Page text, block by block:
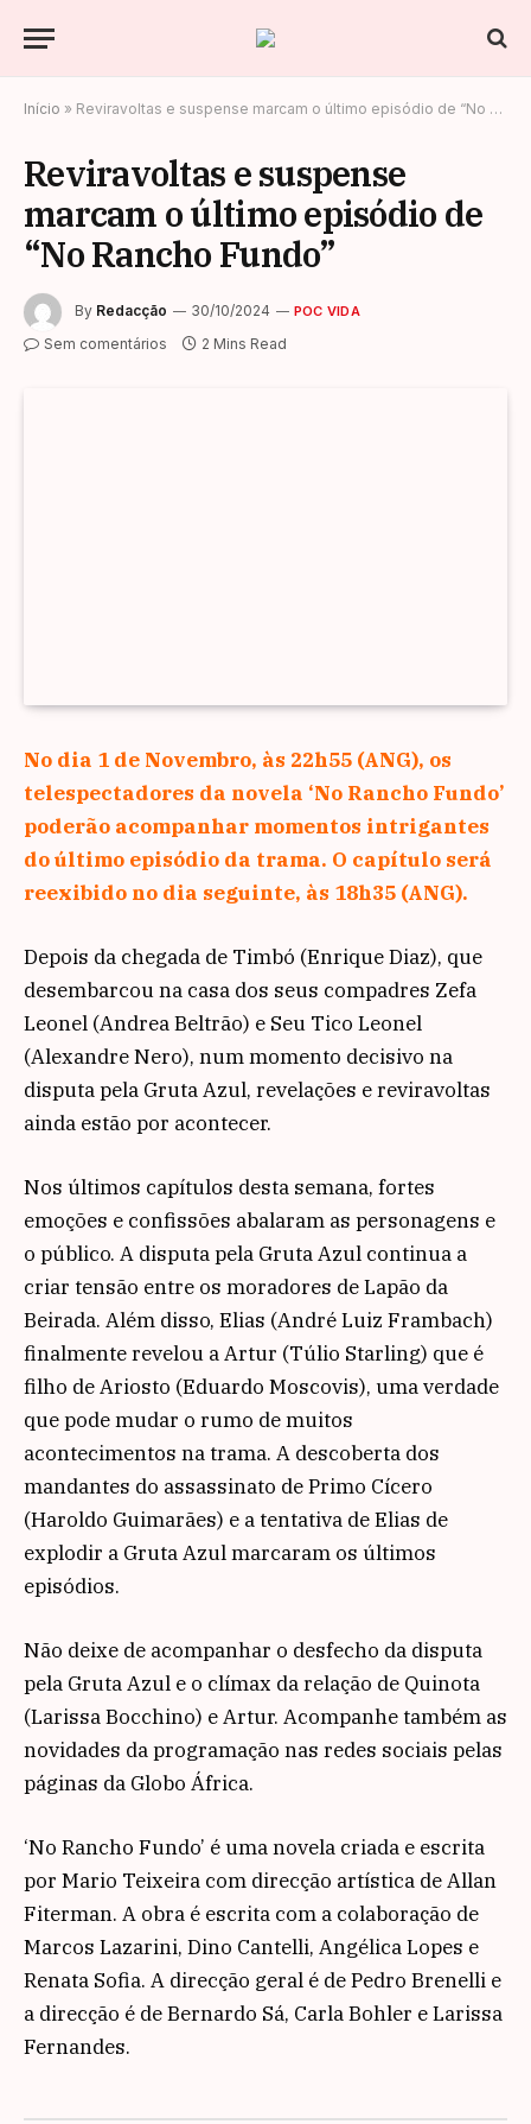
Início » Reviravoltas e suspense marcam o último episódio de “No Rancho Fundo”
Reviravoltas e suspense
marcam o último episódio de
“No Rancho Fundo”
By Redacção 30/10/2024 POC VIDA
Sem comentários 2 Mins Read
No dia 1 de Novembro, às 22h55 (ANG), os
telespectadores da novela ‘No Rancho Fundo’
poderão acompanhar momentos intrigantes
do último episódio da trama. O capítulo será
reexibido no dia seguinte, às 18h35 (ANG).
Depois da chegada de Timbó (Enrique Diaz), que
desembarcou na casa dos seus compadres Zefa
Leonel (Andrea Beltrão) e Seu Tico Leonel
(Alexandre Nero), num momento decisivo na
disputa pela Gruta Azul, revelações e reviravoltas
ainda estão por acontecer.
Nos últimos capítulos desta semana, fortes
emoções e confissões abalaram as personagens e
o público. A disputa pela Gruta Azul continua a
criar tensão entre os moradores de Lapão da
Beirada. Além disso, Elias (André Luiz Frambach)
finalmente revelou a Artur (Túlio Starling) que é
filho de Ariosto (Eduardo Moscovis), uma verdade
que pode mudar o rumo de muitos
acontecimentos na trama. A descoberta dos
mandantes do assassinato de Primo Cícero
(Haroldo Guimarães) e a tentativa de Elias de
explodir a Gruta Azul marcaram os últimos
episódios.
Não deixe de acompanhar o desfecho da disputa
pela Gruta Azul e o clímax da relação de Quinota
(Larissa Bocchino) e Artur. Acompanhe também as
novidades da programação nas redes sociais pelas
páginas da Globo África.
‘No Rancho Fundo’ é uma novela criada e escrita
por Mario Teixeira com direcção artística de Allan
Fiterman. A obra é escrita com a colaboração de
Marcos Lazarini, Dino Cantelli, Angélica Lopes e
Renata Sofia. A direcção geral é de Pedro Brenelli e
a direcção é de Bernardo Sá, Carla Bohler e Larissa
Fernandes.